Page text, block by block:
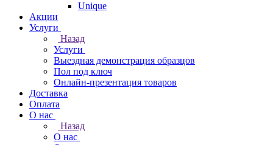
Unique
Акции
Услуги
Назад
Услуги
Выездная демонстрация образцов
Пол под ключ
Онлайн-презентация товаров
Доставка
Оплата
О нас
Назад
О нас